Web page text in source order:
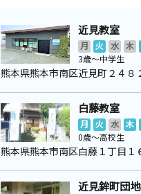
近見教室
月 火 水 木
3歳～中学生
熊本県熊本市南区近見町２４８
白藤教室
月 火 水 木
0歳～高校生
熊本県熊本市南区白藤１丁目１
近見鉾町団